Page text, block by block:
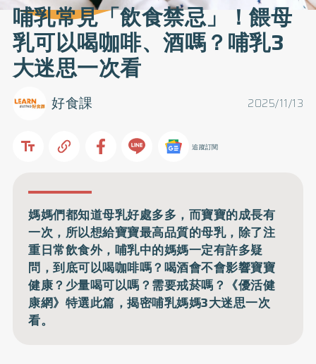
哺乳常見「飲食禁忌」！餵母
乳可以喝咖啡、酒嗎？哺乳3
大迷思一次看
2025/11/13
好食課
追蹤訂閱
媽媽們都知道母乳好處多多，而寶寶的成長有
一次，所以想給寶寶最高品質的母乳，除了注
重日常飲食外，哺乳中的媽媽一定有許多疑
問，到底可以喝咖啡嗎？喝酒會不會影響寶寶
健康？少量喝可以嗎？需要戒菸嗎？《優活健
康網》特選此篇，揭密哺乳媽媽3大迷思一次
看。